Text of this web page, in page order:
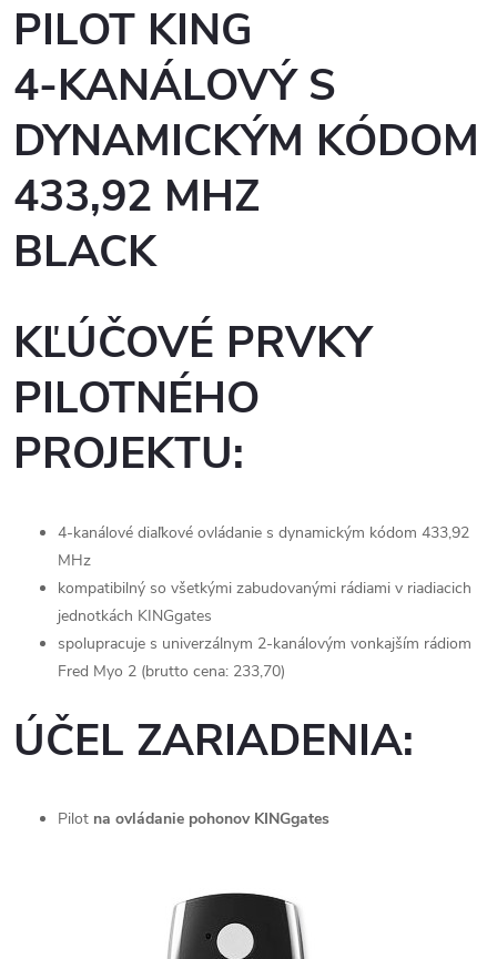
PILOT KING
4-KANÁLOVÝ S
DYNAMICKÝM KÓDOM
433,92 MHZ
BLACK
KĽÚČOVÉ PRVKY
PILOTNÉHO
PROJEKTU:
4-kanálové diaľkové ovládanie s dynamickým kódom 433,92
MHz
kompatibilný so všetkými zabudovanými rádiami v riadiacich
jednotkách KINGgates
spolupracuje s univerzálnym 2-kanálovým vonkajším rádiom
Fred Myo 2 (brutto cena: 233,70)
ÚČEL ZARIADENIA:
Pilot na ovládanie pohonov KINGgates